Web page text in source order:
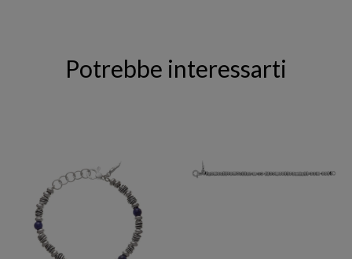
Potrebbe interessarti